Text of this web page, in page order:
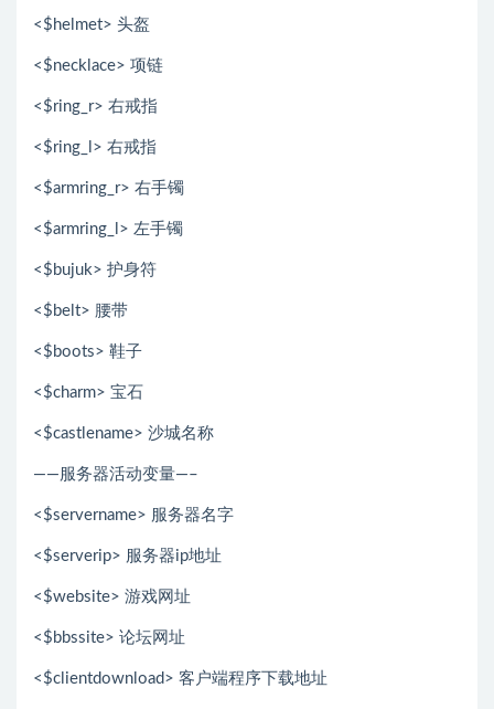
<$helmet> 头盔
<$necklace> 项链
<$ring_r> 右戒指
<$ring_l> 右戒指
<$armring_r> 右手镯
<$armring_l> 左手镯
<$bujuk> 护身符
<$belt> 腰带
<$boots> 鞋子
<$charm> 宝石
<$castlename> 沙城名称
——服务器活动变量—–
<$servername> 服务器名字
<$serverip> 服务器ip地址
<$website> 游戏网址
<$bbssite> 论坛网址
<$clientdownload> 客户端程序下载地址